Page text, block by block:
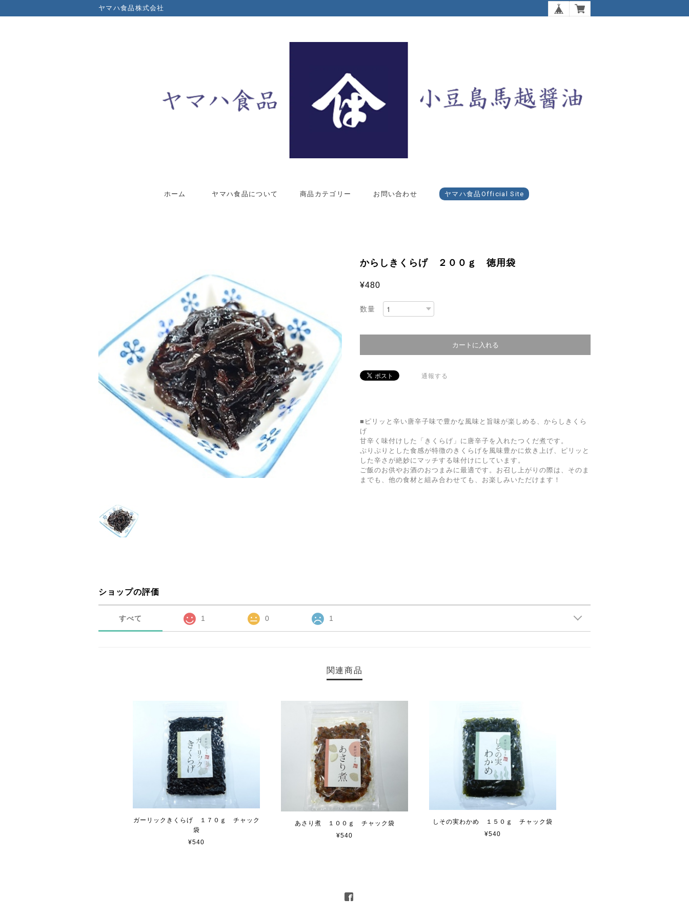
ヤマハ食品株式会社
ホーム ヤマハ食品について 商品カテゴリー お問い合わせ ヤマハ食品Official Site
からしきくらげ ２００ｇ 徳用袋
¥480
数量
通報する
■ピリッと辛い唐辛子味で豊かな風味と旨味が楽しめる、からしきくら
げ
甘辛く味付けした「きくらげ」に唐辛子を入れたつくだ煮です。
ぷりぷりとした食感が特徴のきくらげを風味豊かに炊き上げ、ピリッと
した辛さが絶妙にマッチする味付けにしています。
ご飯のお供やお酒のおつまみに最適です。お召し上がりの際は、そのま
までも、他の食材と組み合わせても、お楽しみいただけます！
ショップの評価
すべて 1 0 1
関連商品
ガーリックきくらげ １７０ｇ チャック
袋
¥540
あさり煮 １００ｇ チャック袋
¥540
しその実わかめ １５０ｇ チャック袋
¥540